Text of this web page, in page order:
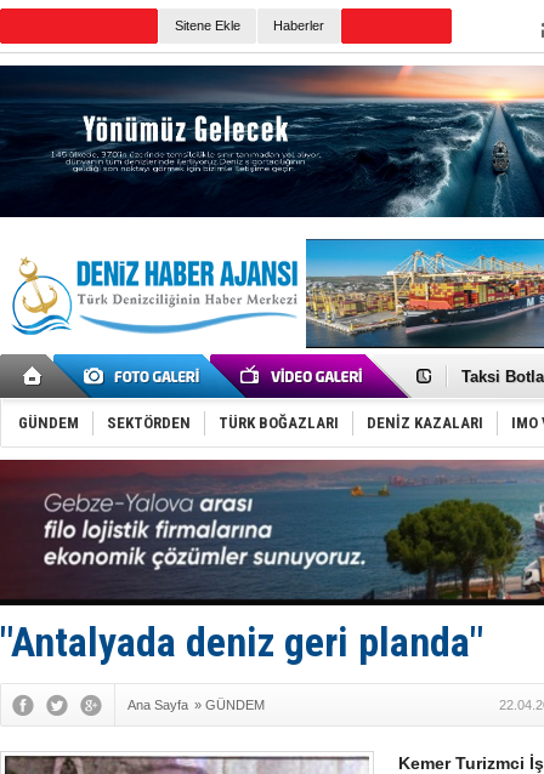
Sitene Ekle Haberler
Taksi
TÜRKLİM
SOCAR da
Dünyanın
Keşfedildi:
D-Marin,
Van’da
ASEAN ilk
İstanbul
GÜNDEM SEKTÖRDEN TÜRK BOĞAZLARI DENİZ KAZALARI IMO
"Antalyada deniz geri planda"
Ana Sayfa » GÜNDEM
Kemer Turizmci